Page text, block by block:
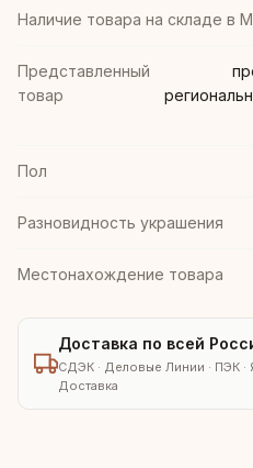
Наличие товара на складе в
Представленный
товар
Пол
Разновидность украшения
Местонахождение товара
Доставка по всей
СДЭК · Деловые Линии · ПЭК ·
Доставка